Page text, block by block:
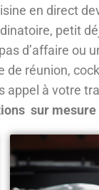
en direct
petit
d’affaire ou
de réunion,
appel à votre
sur mesure